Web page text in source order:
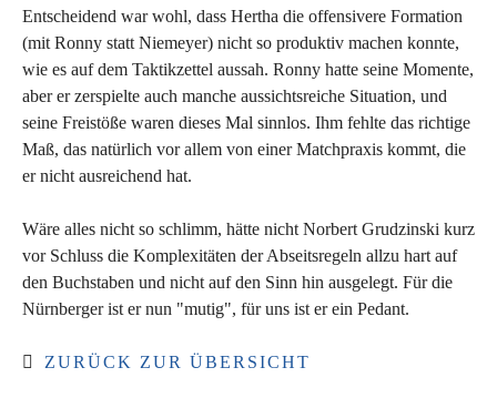
Entscheidend war wohl, dass Hertha die offensivere Formation
(mit Ronny statt Niemeyer) nicht so produktiv machen konnte,
wie es auf dem Taktikzettel aussah. Ronny hatte seine Momente,
aber er zerspielte auch manche aussichtsreiche Situation, und
seine Freistöße waren dieses Mal sinnlos. Ihm fehlte das richtige
Maß, das natürlich vor allem von einer Matchpraxis kommt, die
er nicht ausreichend hat.
Wäre alles nicht so schlimm, hätte nicht Norbert Grudzinski kurz
vor Schluss die Komplexitäten der Abseitsregeln allzu hart auf
den Buchstaben und nicht auf den Sinn hin ausgelegt. Für die
Nürnberger ist er nun "mutig", für uns ist er ein Pedant.
ZURÜCK ZUR ÜBERSICHT